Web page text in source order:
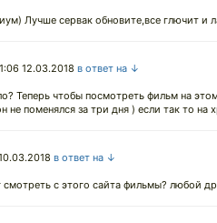
Лучше сервак обновите,все глючит и
12.03.2018 в ответ на ↓
Теперь чтобы посмотреть фильм на
не поменялся за три дня ) если так то на
в ответ на ↓
с этого сайта фильмы? любой